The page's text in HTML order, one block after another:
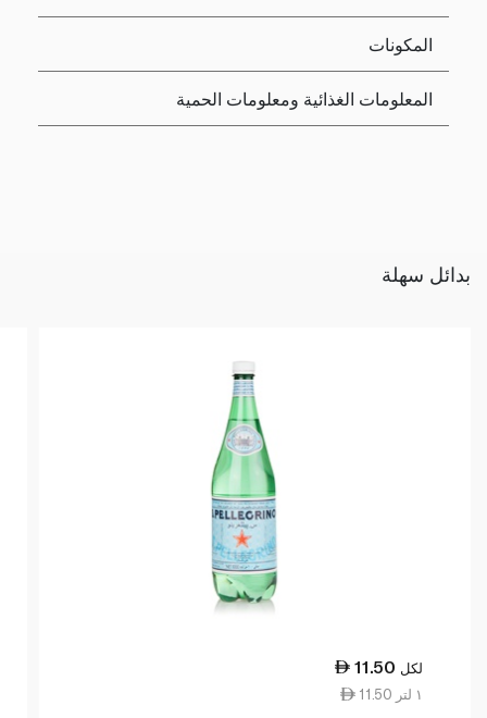
المكونات
المعلومات الغذائية ومعلومات الحمية
بدائل سهلة
11.50 لكل
11.50 ١ لتر